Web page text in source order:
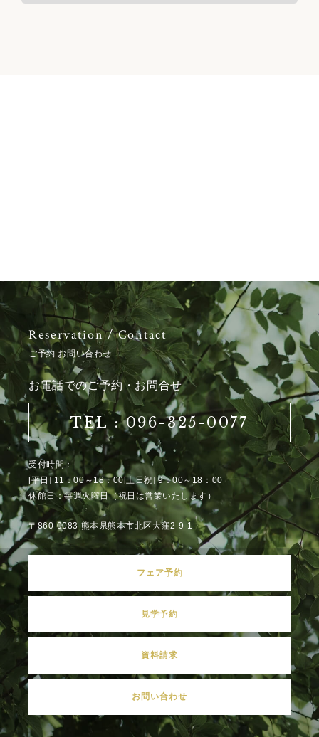
Reservation / Contact
ご予約 お問い合わせ
フェア予約
見学予約
資料請求
お問い合わせ
お電話でのご予約・お問合せ
TEL : 096-325-0077
受付時間：
[平日] 11：00～18：00[土日祝] 9：00～18：00
休館日：毎週火曜日（祝日は営業いたします）
〒860-0083 熊本県熊本市北区大窪2-9-1